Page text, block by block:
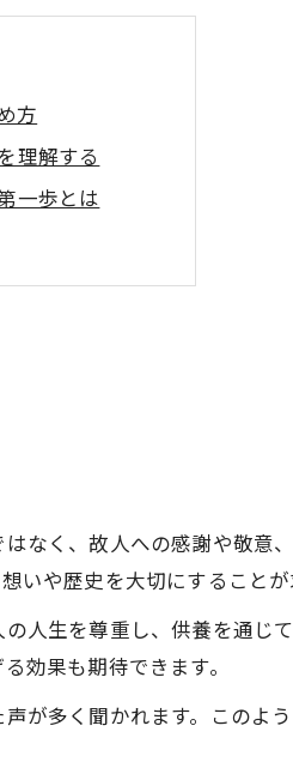
方
理解する
一歩とは
知識を解説
知ろう
ポイント
疑問を解消
サポート例
の方法
法まとめ
違いとは
なく、故人への感謝や敬意
や歴史を大切にすることが
人生を尊重し、供養を通じ
効果も期待できます。
が多く聞かれます。このよ